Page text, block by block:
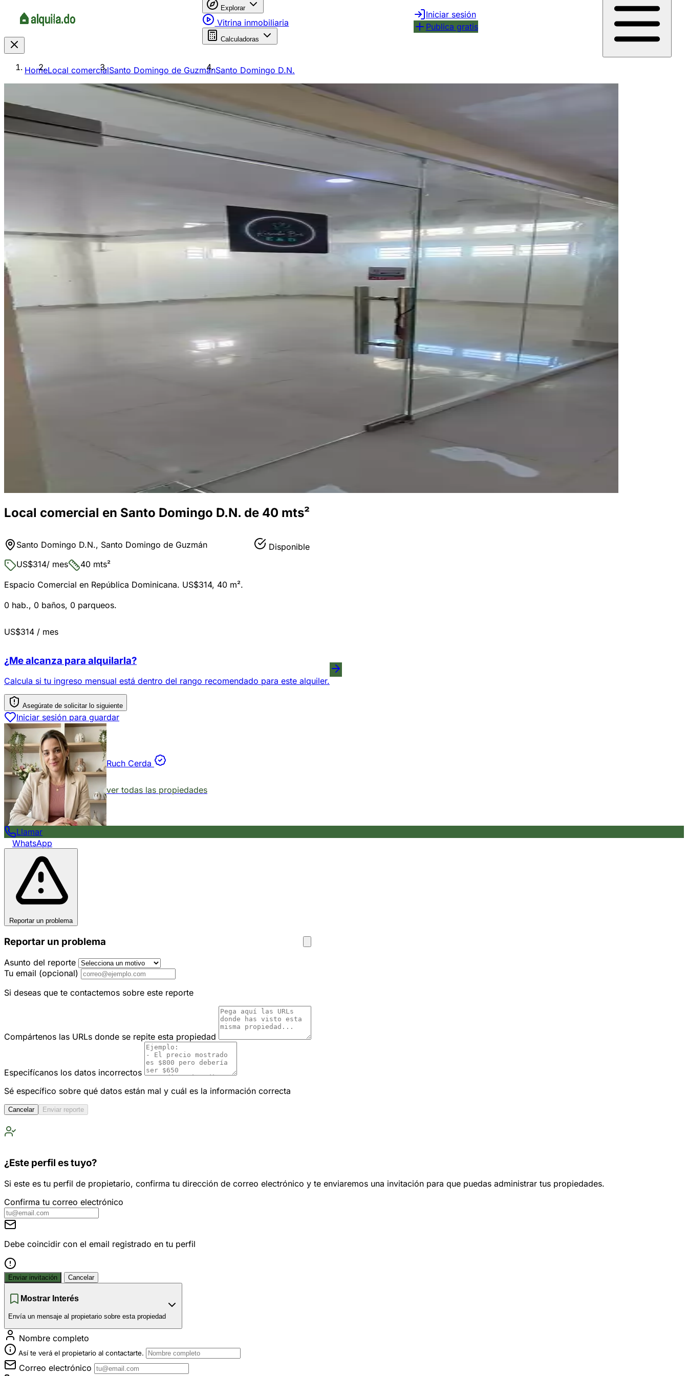
Explorar
Vitrina inmobiliaria
Calculadoras
Iniciar sesión
Publica gratis
HomeLocal comercialSanto Domingo de GuzmánSanto Domingo D.N.
Local comercial en Santo Domingo D.N. de 40 mts²
Santo Domingo D.N., Santo Domingo de Guzmán
Disponible
US$314/ mes
40 mts²
Espacio Comercial en República Dominicana. US$314, 40 m².
0 hab., 0 baños, 0 parqueos.
US$314 / mes
¿Me alcanza para alquilarla?
Calcula si tu ingreso mensual está dentro del rango recomendado para este alquiler.
Asegúrate de solicitar lo siguiente
Iniciar sesión para guardar
Ruch Cerda
ver todas las propiedades
Llamar
WhatsApp
Reportar un problema
Reportar un problema
Asunto del reporte
Tu email (opcional)
Si deseas que te contactemos sobre este reporte
Compártenos las URLs donde se repite esta propiedad
Especifícanos los datos incorrectos
Sé específico sobre qué datos están mal y cuál es la información correcta
Cancelar Enviar reporte
¿Este perfil es tuyo?
Si este es tu perfil de propietario, confirma tu dirección de correo electrónico y te enviaremos una invitación para que puedas administrar tus propiedades.
Confirma tu correo electrónico
Debe coincidir con el email registrado en tu perfil
Enviar invitación Cancelar
Mostrar Interés
Envía un mensaje al propietario sobre esta propiedad
Nombre completo
Así te verá el propietario al contactarte.
Correo electrónico